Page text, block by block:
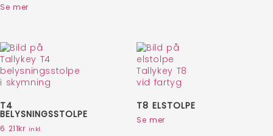
Se mer
T4
BELYSNINGSSTOLPE
6 211kr inkl.
T8 ELSTOLPE
Se mer